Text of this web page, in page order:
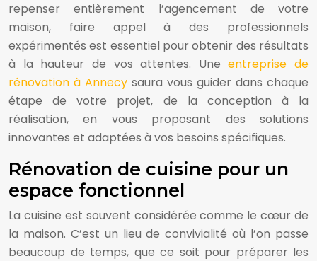
repenser entièrement l’agencement de votre
maison, faire appel à des professionnels
expérimentés est essentiel pour obtenir des résultats
à la hauteur de vos attentes. Uneentreprise de
rénovation à Annecy saura vous guider dans chaque
étape de votre projet, de la conception à la
réalisation, en vous proposant des solutions
innovantes et adaptées à vos besoins spécifiques.
Rénovation de cuisine pour un
espace fonctionnel
La cuisine est souvent considérée comme le cœur de
la maison. C’est un lieu de convivialité où l’on passe
beaucoup de temps, que ce soit pour préparer les